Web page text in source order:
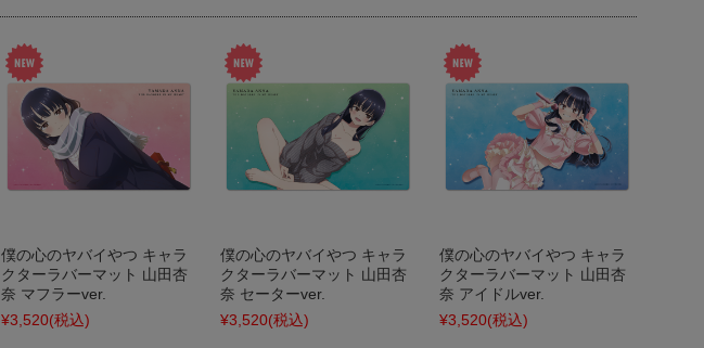
僕の心のヤバイやつ キャラ
クターラバーマット 山田杏
奈 マフラーver.
¥3,520(税込)
僕の心のヤバイやつ キャラ
クターラバーマット 山田杏
奈 セーターver.
¥3,520(税込)
僕の心のヤバイやつ キャラ
クターラバーマット 山田杏
奈 アイドルver.
¥3,520(税込)